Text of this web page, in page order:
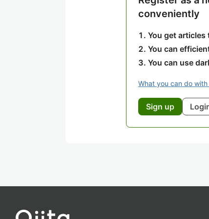
conveniently
You get articles
You can
You can use
What you can do
Sign up